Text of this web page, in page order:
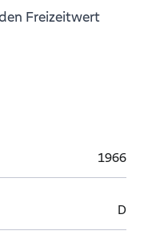
Freizeitwert
1966
D